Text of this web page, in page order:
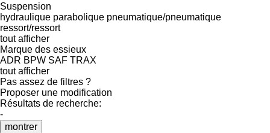
Suspension
hydraulique parabolique pneumatique/pneumatique
ressort/ressort
tout afficher
Marque des essieux
ADR BPW SAF TRAX
tout afficher
Pas assez de filtres ?
Proposer une modification
Résultats de recherche:
-
montrer